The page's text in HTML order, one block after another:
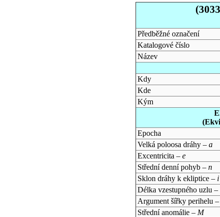
Předběžné označení
Katalogové číslo
Název
Kdy
Kde
Kým
Epocha
Velká poloosa dráhy – a
Excentricita – e
Střední denní pohyb – n
Sklon dráhy k ekliptice – i
Délka vzestupného uzlu –
Argument šířky perihelu
Střední anomálie – M